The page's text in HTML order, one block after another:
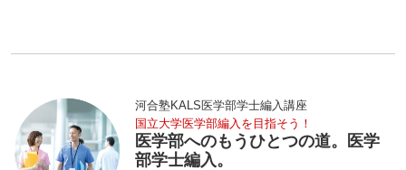
河合塾KALS医学部学士編入講座
国立大学医学部編入を目指そう！
医学部へのもうひとつの道。医学
部学士編入。